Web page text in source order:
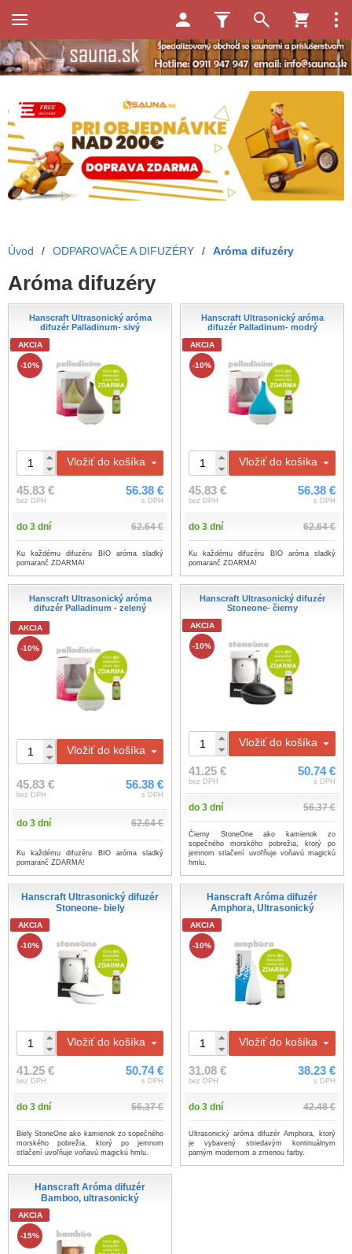
Úvod / ODPAROVAČE A DIFUZÉRY / Aróma difuzéry
Aróma difuzéry
Hanscraft Ultrasonický aróma
difuzér Palladinum- sivý
AKCIA
-10%
Vložiť do košíka
45.83 €
bez DPH
56.38 €
s DPH
do 3 dní 62.64 €
Ku každému difuzéru BIO aróma sladký
pomaranč ZDARMA!
Hanscraft Ultrasonický aróma
difuzér Palladinum- modrý
AKCIA
-10%
Vložiť do košíka
45.83 €
bez DPH
56.38 €
s DPH
do 3 dní 62.64 €
Ku každému difuzéru BIO aróma sladký
pomaranč ZDARMA!
Hanscraft Ultrasonický aróma
difuzér Palladinum - zelený
AKCIA
-10%
Vložiť do košíka
45.83 €
bez DPH
56.38 €
s DPH
do 3 dní 62.64 €
Ku každému difuzéru BIO aróma sladký
pomaranč ZDARMA!
Hanscraft Ultrasonický difuzér
Stoneone- čierny
AKCIA
-10%
Vložiť do košíka
41.25 €
bez DPH
50.74 €
s DPH
do 3 dní 56.37 €
Čierny StoneOne ako kamienok zo
sopečného morského pobrežia, ktorý po
jemnom stlačení uvoľňuje voňavú magickú
hmlu.
Hanscraft Ultrasonický difuzér
Stoneone- biely
AKCIA
-10%
Vložiť do košíka
41.25 €
bez DPH
50.74 €
s DPH
do 3 dní 56.37 €
Biely StoneOne ako kamienok zo sopečného
morského pobrežia, ktorý po jemnom
stlačení uvoľňuje voňavú magickú hmlu.
Hanscraft Aróma difuzér
Amphora, Ultrasonický
AKCIA
-10%
Vložiť do košíka
31.08 €
bez DPH
38.23 €
s DPH
do 3 dní 42.48 €
Ultrasonický aróma difuzér Amphora, ktorý
je vybavený striedavým kontinuálnym
parným modemom a zmenou farby.
Hanscraft Aróma difuzér
Bamboo, ultrasonický
AKCIA
-15%